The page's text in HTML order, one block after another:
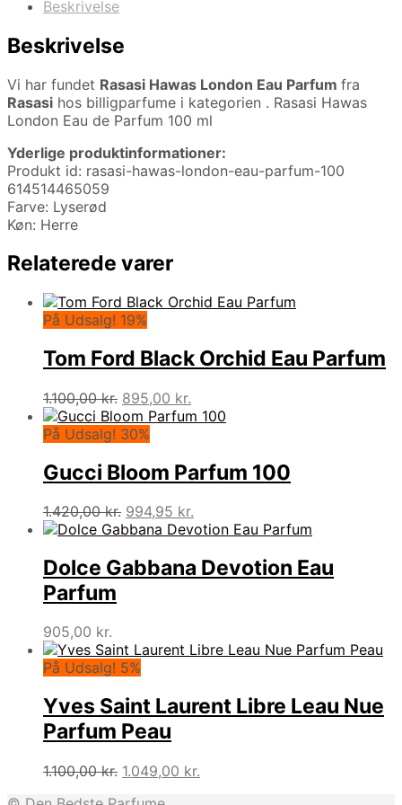
Beskrivelse
Beskrivelse
Vi har fundet Rasasi Hawas London Eau Parfum fra
Rasasi hos billigparfume i kategorien . Rasasi Hawas
London Eau de Parfum 100 ml
Yderlige produktinformationer:
Produkt id: rasasi-hawas-london-eau-parfum-100
614514465059
Farve: Lyserød
Køn: Herre
Relaterede varer
På Udsalg! 19%
Tom Ford Black Orchid Eau Parfum
1.100,00kr. Den
oprindelige
pris
1.100,00 kr..
895,00 kr.
aktuelle
895,00 kr..
På Udsalg! 30%
Gucci Bloom Parfum 100
1.420,00kr. Den
oprindelige
var:
1.420,00 kr..
994,95 kr.
aktuelle
er:
994,95 kr..
Dolce Gabbana Devotion Eau
Parfum
905,00 kr.
På Udsalg! 5%
Yves Saint Laurent Libre Leau Nue
Parfum Peau
1.100,00kr. Den
1.049,00 kr.